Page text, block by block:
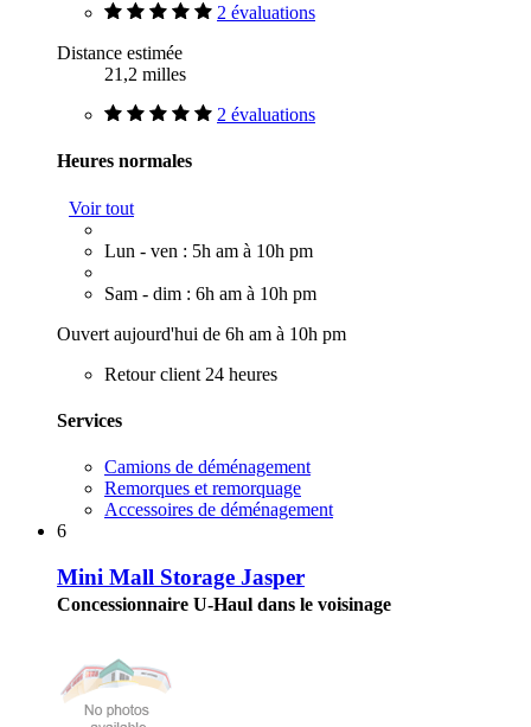
2 évaluations
Distance estimée
21,2 milles
2 évaluations
Heures normales
Voir tout
Lun - ven : 5h am à 10h pm
Sam - dim : 6h am à 10h pm
Ouvert aujourd'hui de 6h am à 10h pm
Retour client 24 heures
Services
Camions de déménagement
Remorques et remorquage
Accessoires de déménagement
6
Mini Mall Storage Jasper
Concessionnaire U-Haul dans le voisinage